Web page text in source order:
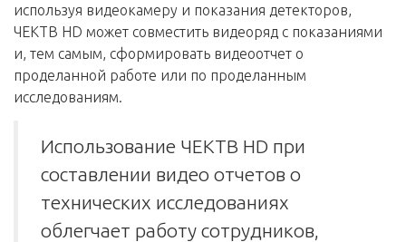
используя видеокамеру и показания детекторов,
ЧЕКТВ HD может совместить видеоряд с показаниями
и, тем самым, сформировать видеоотчет о
проделанной работе или по проделанным
исследованиям.
Использование ЧЕКТВ HD при
составлении видео отчетов о
технических исследованиях
облегчает работу сотрудников,